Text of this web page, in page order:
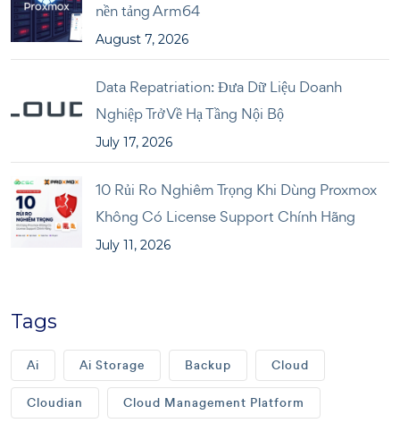
nền tảng Arm64
August 7, 2026
Data Repatriation: Đưa Dữ Liệu Doanh
Nghiệp Trở Về Hạ Tầng Nội Bộ
July 17, 2026
10 Rủi Ro Nghiêm Trọng Khi Dùng Proxmox
Không Có License Support Chính Hãng
July 11, 2026
Tags
Ai Ai Storage Backup Cloud
Cloudian Cloud Management Platform